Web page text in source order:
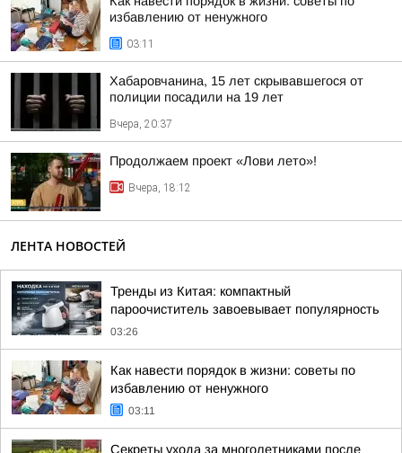
избавлению от ненужного
03:11
Хабаровчанина, 15 лет скрывавшегося от
полиции посадили на 19 лет
Вчера, 20:37
Продолжаем проект «Лови лето»!
Вчера, 18:12
ЛЕНТА НОВОСТЕЙ
Тренды из Китая: компактный
пароочиститель завоевывает популярность
03:26
Как навести порядок в жизни: советы по
избавлению от ненужного
03:11
Секреты ухода за многолетниками после